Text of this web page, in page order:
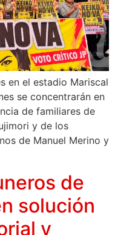
en el estadio Mariscal
se concentrarán en
de familiares de
y de los
de Manuel Merino y
de
solución
y